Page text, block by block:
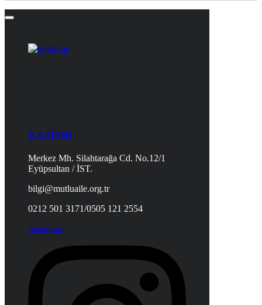
İLETİŞİM
Merkez Mh. Silahtarağa Cd. No.12/1
Eyüpsultan / İST.
bilgi@mutluaile.org.tr
0212 501 3171/0505 121 2554
Instagram